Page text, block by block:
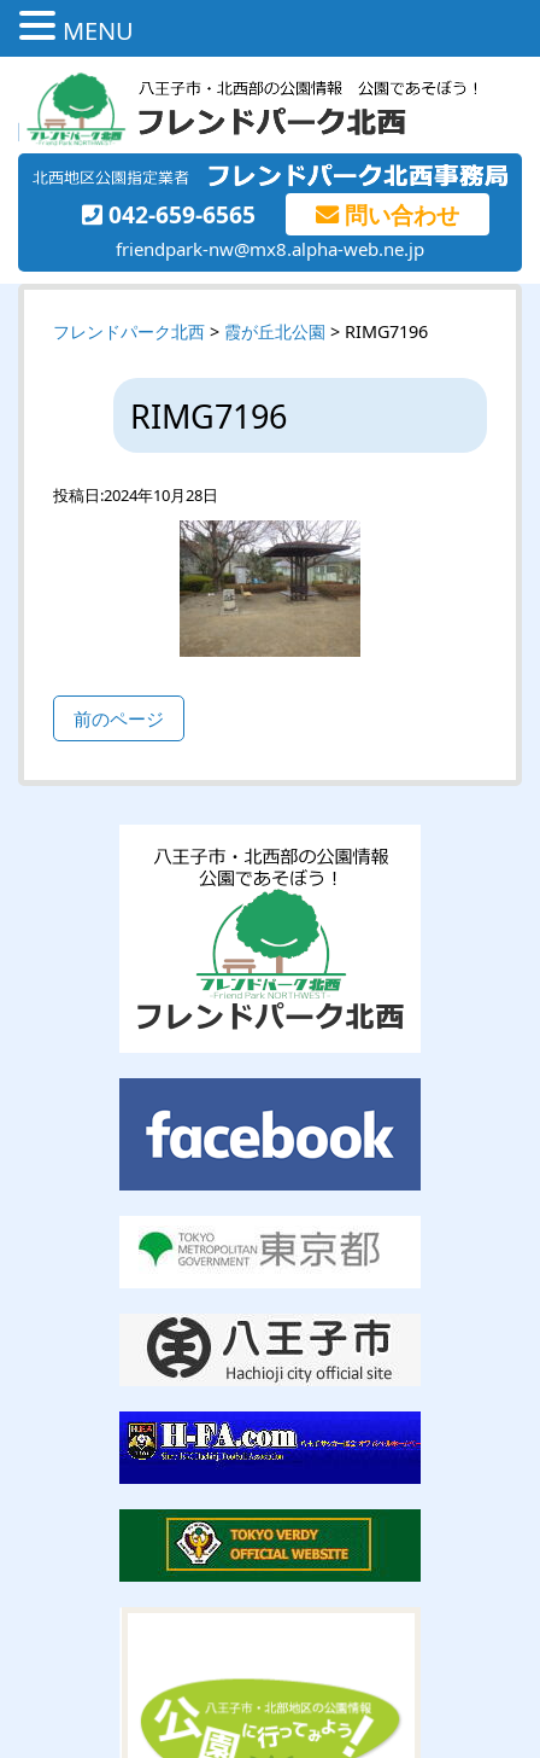
042-659-6565 問い合わせ
friendpark-nw@mx8.alpha-web.ne.jp
フレンドパーク北西 > 霞が丘北公園 > RIMG7196
RIMG7196
投稿日:2024年10月28日
前のページ
MENU